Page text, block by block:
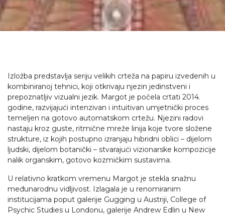
Izložba predstavlja seriju velikih crteža na papiru izvedenih u
kombiniranoj tehnici, koji otkrivaju njezin jedinstveni i
prepoznatljiv vizualni jezik. Margot je počela crtati 2014.
godine, razvijajući intenzivan i intuitivan umjetnički proces
temeljen na gotovo automatskom crtežu. Njezini radovi
nastaju kroz guste, ritmične mreže linija koje tvore složene
strukture, iz kojih postupno izranjaju hibridni oblici – dijelom
ljudski, dijelom botanički – stvarajući vizionarske kompozicije
nalik organskim, gotovo kozmičkim sustavima.
U relativno kratkom vremenu Margot je stekla snažnu
međunarodnu vidljivost. Izlagala je u renomiranim
institucijama poput galerije Gugging u Austriji, College of
Psychic Studies u Londonu, galerije Andrew Edlin u New